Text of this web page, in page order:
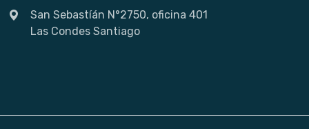
San Sebastíán N°2750, oficina 401
Las Condes Santiago